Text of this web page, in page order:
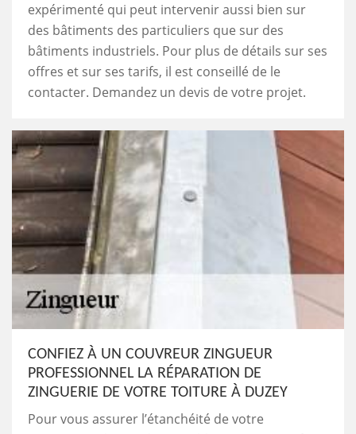
expérimenté qui peut intervenir aussi bien sur
des bâtiments des particuliers que sur des
bâtiments industriels. Pour plus de détails sur ses
offres et sur ses tarifs, il est conseillé de le
contacter. Demandez un devis de votre projet.
CONFIEZ À UN COUVREUR ZINGUEUR
PROFESSIONNEL LA RÉPARATION DE
ZINGUERIE DE VOTRE TOITURE À DUZEY
Pour vous assurer l’étanchéité de votre